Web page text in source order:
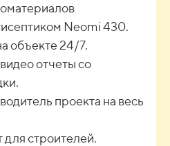
Neomi 430.
объекте 24/7.
отчеты со
проекта на весь
для строителей.